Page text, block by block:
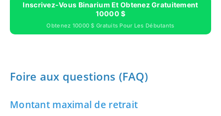
Inscrivez-Vous Binarium Et Obtenez Gratuitement
10000 $
Obtenez 10000 $ Gratuits Pour Les Débutants
Foire aux questions (FAQ)
Montant maximal de retrait